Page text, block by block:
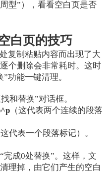
型”），看看空白页是否
白页的技巧
复制粘贴内容而出现了大
个删除会非常耗时。这时
功能一键清理。
和替换”对话框。
（这代表两个连续的段落
代表一个段落标记）。
成0处替换”。这样，文
理掉，由它们产生的空白